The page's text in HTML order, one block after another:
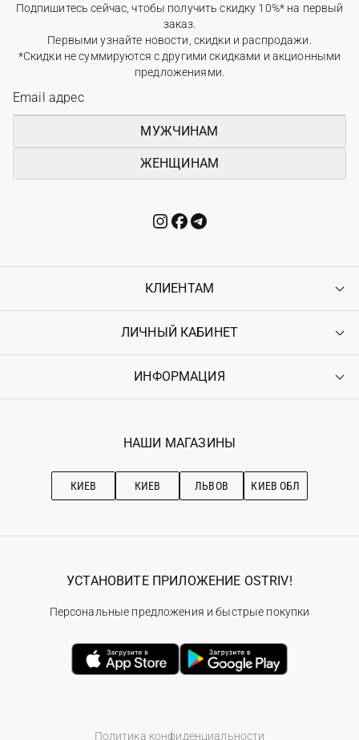
Подпишитесь сейчас, чтобы получить скидку 10%* на первый
заказ.
Первыми узнайте новости, скидки и распродажи.
*Скидки не суммируются с другими скидками и акционными
предложениями.
МУЖЧИНАМ
ЖЕНЩИНАМ
КЛИЕНТАМ
Контакты
Возврат
Гарантия
ЛИЧНЫЙ КАБИНЕТ
Войти
Ostriv Club+
ИНФОРМАЦИЯ
Наши магазини
Рекомендации по уходу
НАШИ МАГАЗИНЫ
КИЕВ КИЕВ ЛЬВОВ КИЕВ ОБЛ
Политика конфиденциальности
УСТАНОВИТЕ ПРИЛОЖЕНИЕ OSTRIV!
Персональные предложения и быстрые покупки